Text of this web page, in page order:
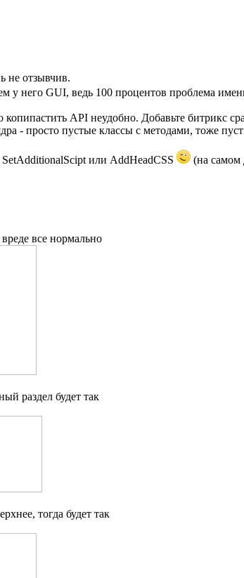
не отзывчив.
у него GUI, ведь 100 процентов проблема
API неудобно. Добавьте битрикс
- просто пустые классы с методами, тоже
или AddHeadCSS
(на самом
все нормально
раздел будет так
тогда будет так